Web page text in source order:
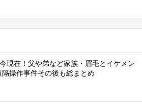
現在！父や弟など家族・眉毛とイケメン
操作事件その後も総まとめ